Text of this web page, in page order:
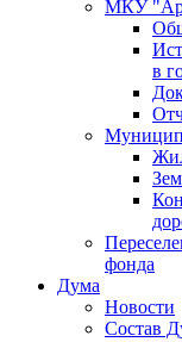
МКУ
в
фонда
Дума
Новости
Состав